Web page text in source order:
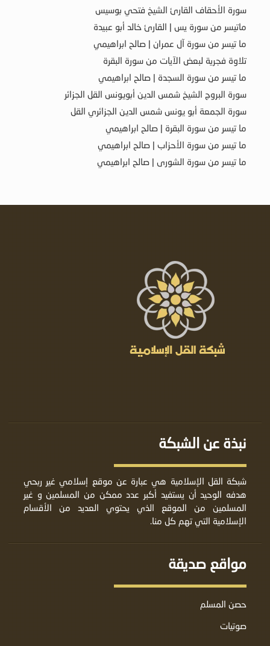
سورة الأحقاف القارئ الشيخ فتحي بوسيس
ماتيسر من سورة يس | القارئ خالد أبو عبيدة
ما تيسر من سورة آل عمران | صالح ابراهيمي
تلاوة فجرية لبعض الآيات من سورة البقرة
ما تيسر من سورة السجدة | صالح ابراهيمي
سورة البروج الشيخ شمس الدين أبويونس القل الجزائر
سورة الجمعة أبو يونس شمس الدين الجزائري القل
ما تيسر من سورة البقرة | صالح ابراهيمي
ما تيسر من سورة الأحزاب | صالح ابراهيمي
ما تيسر من سورة الشورى | صالح ابراهيمي
نبذة عن الشبكة
شبكة القل الإسلامية هي عبارة عن موقع إسلامي غير ربحي
هدفه الوحيد أن يستفيد أكبر عدد ممكن من المسلمين و غير
المسلمين من الموقع الذي يحتوي العديد من الأقسام
الإسلامية التي تهم كل منا.
مواقع صديقة
حصن المسلم
صوتيات